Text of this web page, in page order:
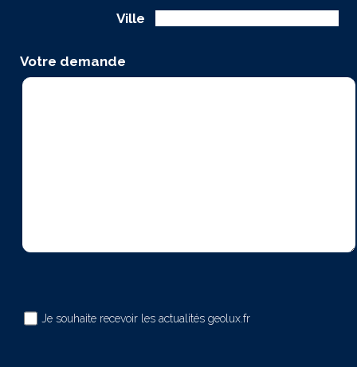
Ville
Votre demande
Je souhaite recevoir les actualités geolux.fr